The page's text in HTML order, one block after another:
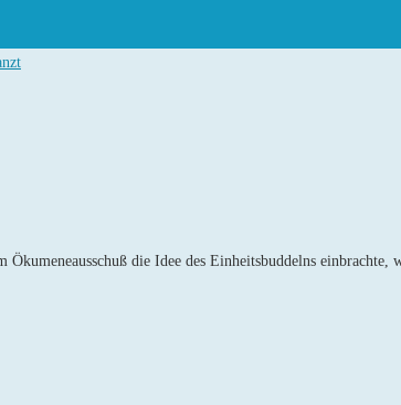
die Idee des Einheitsbuddelns